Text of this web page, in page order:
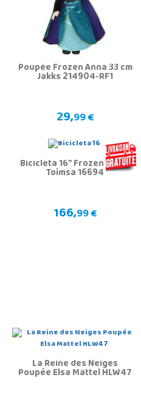
Poupée Frozen Anna 33 cm
Jakks 214904-RF1
29,99 €
Bicicleta 16" Frozen Huffy
Toimsa 16694
166,99 €
La Reine des Neiges
Poupée Elsa Mattel HLW47